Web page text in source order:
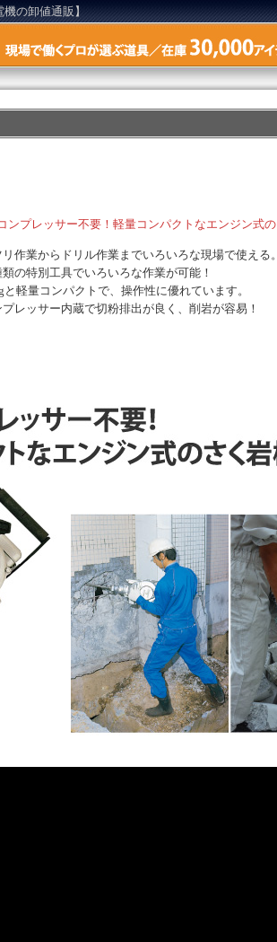
機の卸値通販】
ンプレッサー不要！軽量コンパクトなエンジン式の
作業からドリル作業までいろいろな現場で使える。
類の特別工具でいろいろな作業が可能！
と軽量コンパクトで、操作性に優れています。
プレッサー内蔵で切粉排出が良く、削岩が容易！